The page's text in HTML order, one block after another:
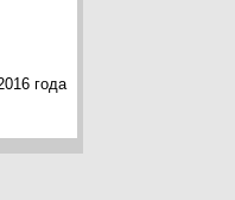
года